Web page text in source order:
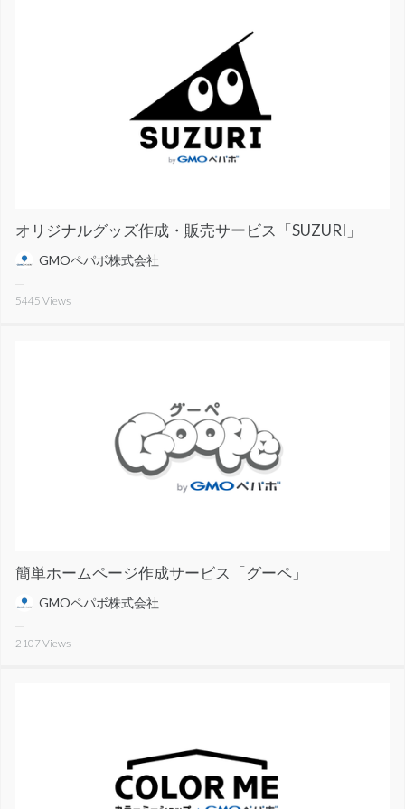
オリジナルグッズ作成・販売サービス「SUZURI」
GMOペパボ株式会社
5445 Views
簡単ホームページ作成サービス「グーペ」
GMOペパボ株式会社
2107Views